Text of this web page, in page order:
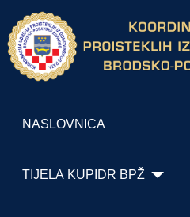
NASLOVNICA
TIJELA KUPIDR BPŽ